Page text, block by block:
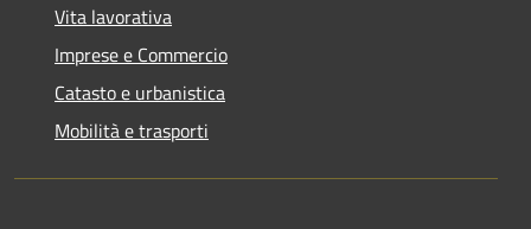
Vita lavorativa
Imprese e Commercio
Catasto e urbanistica
Mobilità e trasporti